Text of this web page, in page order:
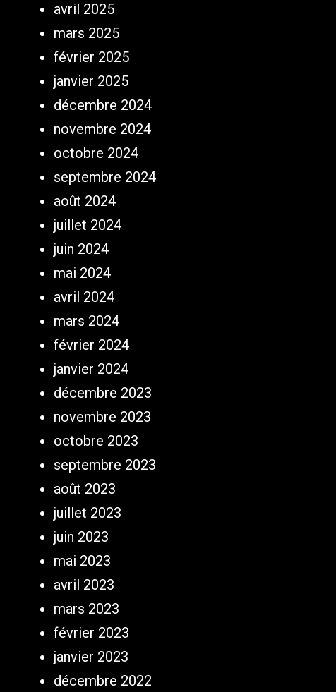
avril 2025
mars 2025
février 2025
janvier 2025
décembre 2024
novembre 2024
octobre 2024
septembre 2024
août 2024
juillet 2024
juin 2024
mai 2024
avril 2024
mars 2024
février 2024
janvier 2024
décembre 2023
novembre 2023
octobre 2023
septembre 2023
août 2023
juillet 2023
juin 2023
mai 2023
avril 2023
mars 2023
février 2023
janvier 2023
décembre 2022